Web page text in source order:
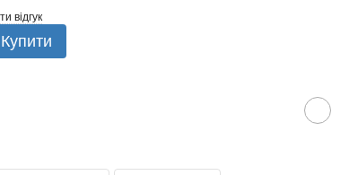
відгук
Купити